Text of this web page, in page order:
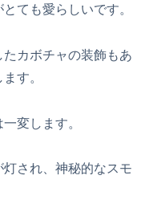
ても愛らしいです。
カボチャの装飾もあ
す。
変します。
され、神秘的なスモ